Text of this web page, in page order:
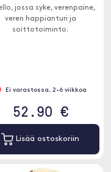
jossa syke, verenpaine,
veren happianturi ja
soittotoiminto.
Ei varastossa, 2-6 viikkoa
52.90 €
Lisää ostoskoriin